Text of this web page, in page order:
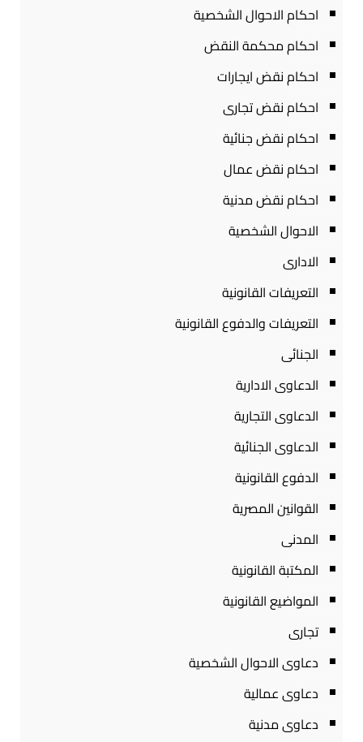
احكام الاحوال الشخصية
احكام محكمة النقض
احكام نقض ايجارات
احكام نقض تجارى
احكام نقض جنائية
احكام نقض عمال
احكام نقض مدنية
الاحوال الشخصية
الادارى
التعريفات القانونية
التعريفات والدفوع القانونية
الجنائى
الدعاوى الادارية
الدعاوى التجارية
الدعاوى الجنائية
الدفوع القانونية
القوانين المصرية
المدنى
المكتبة القانونية
المواضيع القانونية
تجارى
دعاوى الاحوال الشخصية
دعاوى عمالية
دعاوى مدنية